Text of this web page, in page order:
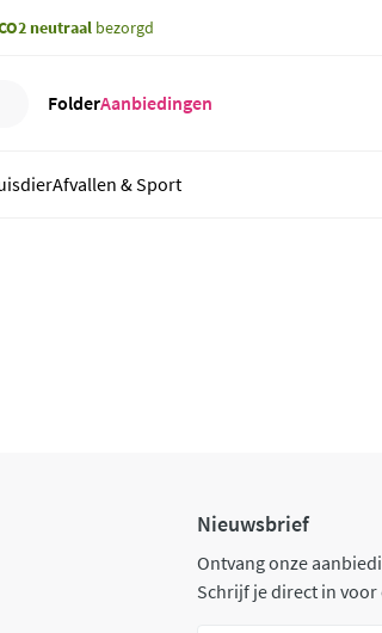
neutraal bezorgd
FolderAanbiedingen
Afvallen & Sport
Nieuwsbrief
Ontvang onze
Schrijf je direct in